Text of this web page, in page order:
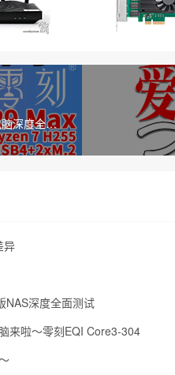
深度全面
异
NAS深度全面测试
来啦～零刻EQI Core3-304